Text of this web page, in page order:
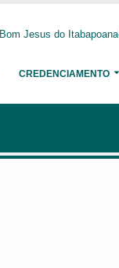
Bom Jesus do
CREDENCIAMENTO